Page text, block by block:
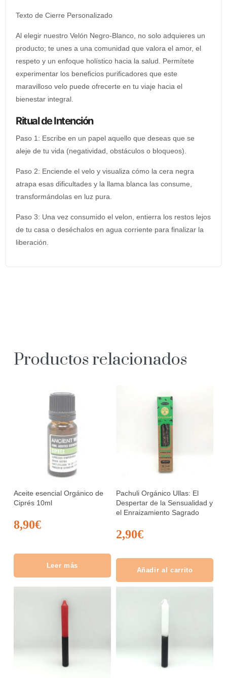
Texto de Cierre Personalizado
Al elegir nuestro Velón Negro-Blanco, no solo adquieres un
producto; te unes a una comunidad que valora el amor, el
respeto y un enfoque holístico hacia la salud. Permítete
experimentar los beneficios purificadores que este
maravilloso velo puede ofrecerte en tu viaje hacia el
bienestar integral.
Ritual de Intención
Paso 1: Escribe en un papel aquello que deseas que se
aleje de tu vida (negatividad, obstáculos o bloqueos).
Paso 2: Enciende el velo y visualiza cómo la cera negra
atrapa esas dificultades y la llama blanca las consume,
transformándolas en luz pura.
Paso 3: Una vez consumido el velon, entierra los restos lejos
de tu casa o deséchalos en agua corriente para finalizar la
liberación.
Productos relacionados
Aceite esencial Orgánico de
Ciprés 10ml
8,90€
Leer más
Pachuli Orgánico Ullas: El
Despertar de la Sensualidad y
el Enraizamiento Sagrado
2,90€
Añadir al carrito